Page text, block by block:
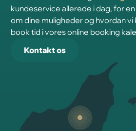
kundeservice allerede i dag, for
om dine muligheder og hvordan
book tid i vores online booking
Kontakt os